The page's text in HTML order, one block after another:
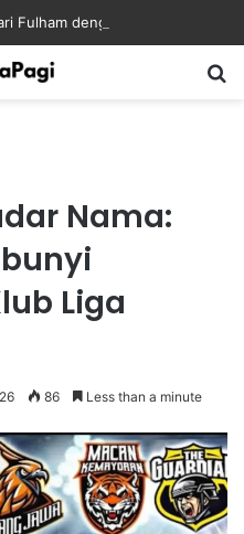
Nama:
Liga
86 Less than a minute